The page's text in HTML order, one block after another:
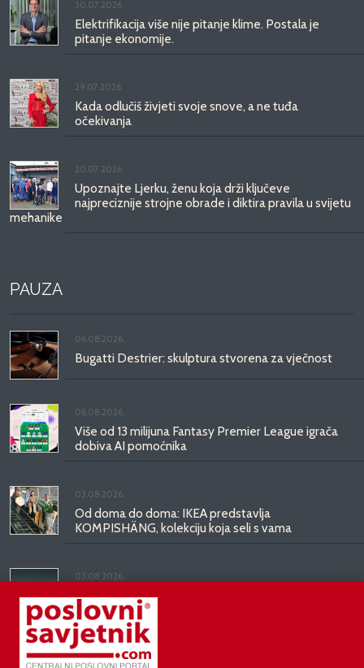
30.07.2026.
Elektrifikacija više nije pitanje klime. Postala je
pitanje ekonomije.
29.07.2026.
Kada odlučiš živjeti svoje snove, a ne tuđa
očekivanja
20.07.2026.
Upoznajte Ljerku, ženu koja drži ključeve
najpreciznije strojne obrade i diktira pravila u svijetu
mehanike
PAUZA
06.08.2026.
Bugatti Destrier: skulptura stvorena za vječnost
06.08.2026.
Više od 13 milijuna Fantasy Premier League igrača
dobiva AI pomoćnika
03.08.2026.
Od doma do doma: IKEA predstavlja
KOMPISHÄNG, kolekciju koja seli s vama
03.08.2026.
Kineski BYD predstavio luksuznu limuzinu veću od
Mercedesove S-klase, obećava domet do 1.000
kilometara